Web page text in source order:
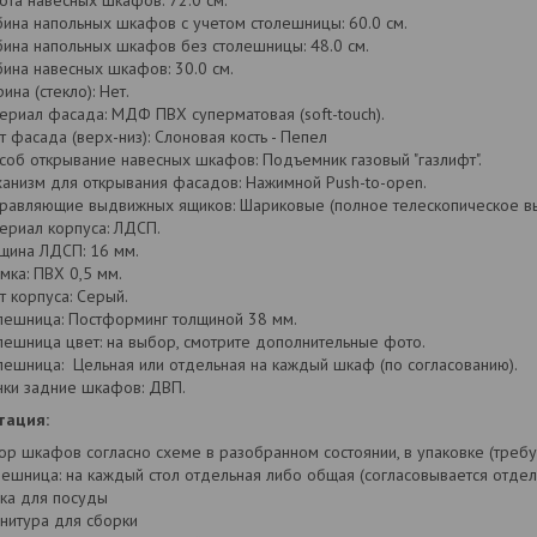
напольных шкафов с учетом столешницы: 60.0 см.
напольных шкафов без столешницы: 48.0 см.
навесных шкафов: 30.0 см.
(стекло): Нет.
фасада: МДФ ПВХ суперматовая (soft-touch).
фасада (верх-низ): Слоновая кость - Пепел
открывание навесных шкафов: Подъемник газовый "газлифт".
для открывания фасадов: Нажимной Push-to-open.
выдвижных ящиков: Шариковые (полное телескопическое
корпуса: ЛДСП.
ЛДСП: 16 мм.
ПВХ 0,5 мм.
корпуса: Серый.
Постформинг толщиной 38 мм.
цвет: на выбор, смотрите дополнительные фото.
Цельная или отдельная на каждый шкаф (по согласованию).
задние шкафов: ДВП.
шкафов согласно схеме в разобранном состоянии, в упаковке
на каждый стол отдельная либо общая (согласовывается
для посуды
для сборки